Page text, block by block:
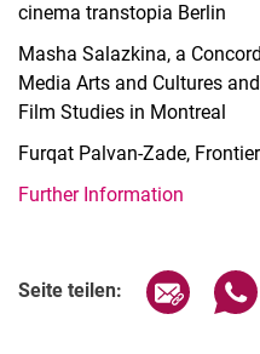
cinema transtopia Berlin
Masha Salazkina, a
Media Arts and Cultures
Film Studies in Montreal
Furqat Palvan-Zade,
Further Information
Seite teilen: Seite